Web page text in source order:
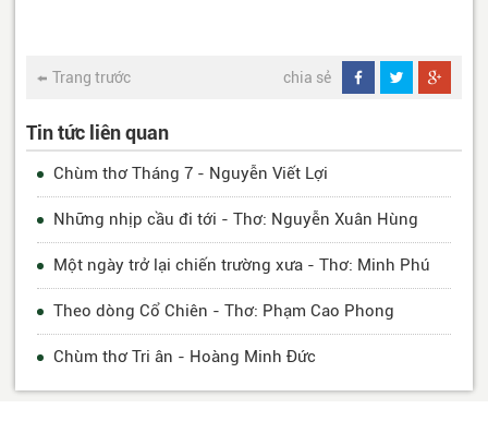
Trang trước chia sẻ
Tin tức liên quan
Chùm thơ Tháng 7 - Nguyễn Viết Lợi
Những nhịp cầu đi tới - Thơ: Nguyễn Xuân Hùng
Một ngày trở lại chiến trường xưa - Thơ: Minh Phú
Theo dòng Cổ Chiên - Thơ: Phạm Cao Phong
Chùm thơ Tri ân - Hoàng Minh Đức